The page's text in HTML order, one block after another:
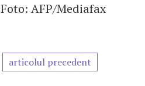
Foto: AFP/Mediafax
articolul precedent